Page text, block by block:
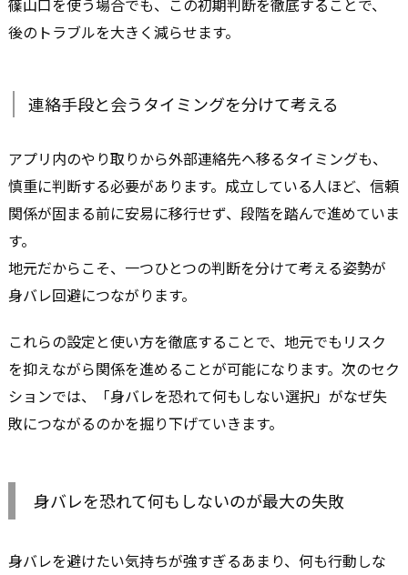
篠山口を使う場合でも、この初期判断を徹底することで、
後のトラブルを大きく減らせます。
連絡手段と会うタイミングを分けて考える
アプリ内のやり取りから外部連絡先へ移るタイミングも、
慎重に判断する必要があります。成立している人ほど、信頼
関係が固まる前に安易に移行せず、段階を踏んで進めていま
す。
地元だからこそ、一つひとつの判断を分けて考える姿勢が
身バレ回避につながります。
これらの設定と使い方を徹底することで、地元でもリスク
を抑えながら関係を進めることが可能になります。次のセク
ションでは、「身バレを恐れて何もしない選択」がなぜ失
敗につながるのかを掘り下げていきます。
身バレを恐れて何もしないのが最大の失敗
身バレを避けたい気持ちが強すぎるあまり、何も行動しな